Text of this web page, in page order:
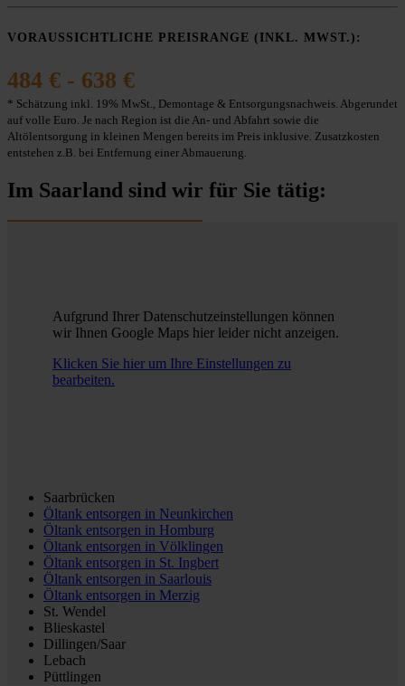
VORAUSSICHTLICHE PREISRANGE (INKL. MWST.):
484 € - 638 €
* Schätzung inkl. 19% MwSt., Demontage & Entsorgungsnachweis. Abgerundet
auf volle Euro. Je nach Region ist die An- und Abfahrt sowie die
Altölentsorgung in kleinen Mengen bereits im Preis inklusive. Zusatzkosten
entstehen z.B. bei Entfernung einer Abmauerung.
Im Saarland sind wir für Sie tätig:
Aufgrund Ihrer Datenschutzeinstellungen können
wir Ihnen Google Maps hier leider nicht anzeigen.
Klicken Sie hier um Ihre Einstellungen zu
bearbeiten.
Saarbrücken
Öltank entsorgen in Neunkirchen
Öltank entsorgen in Homburg
Öltank entsorgen in Völklingen
Öltank entsorgen in St. Ingbert
Öltank entsorgen in Saarlouis
Öltank entsorgen in Merzig
St. Wendel
Blieskastel
Dillingen/Saar
Lebach
Püttlingen